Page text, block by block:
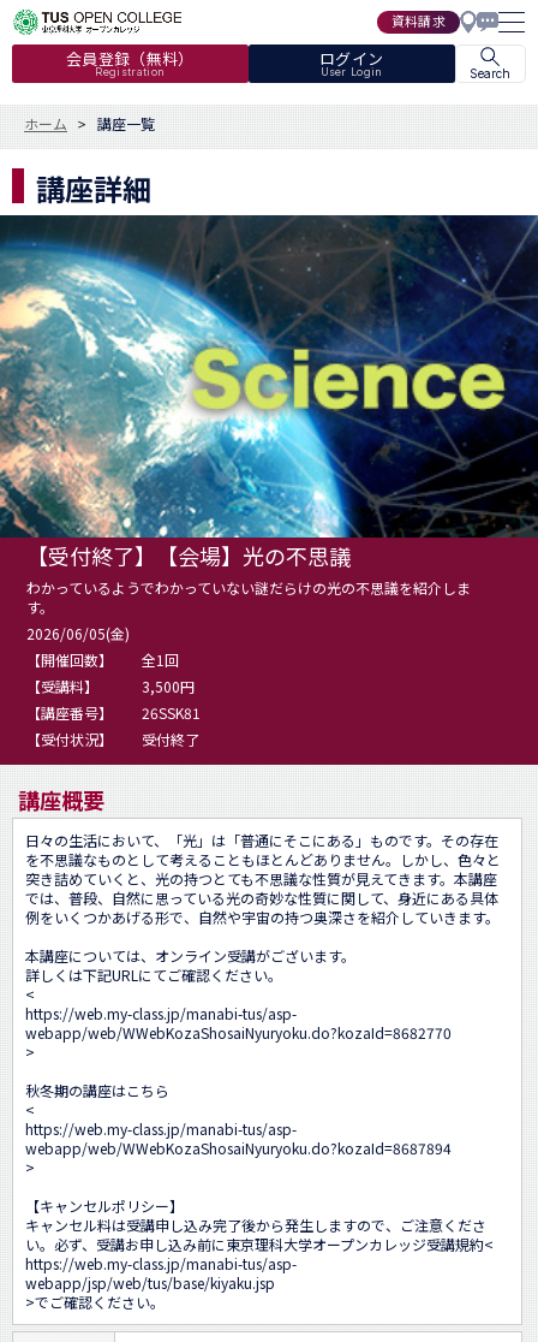
資料請求
会員登録（無料）
Registration
ログイン
User Login Search
ホーム 講座一覧
講座詳細
【受付終了】【会場】光の不思議
わかっているようでわかっていない謎だらけの光の不思議を紹介しま
す。
2026/06/05(金)
【開催回数】
全1回
【受講料】
3,500円
【講座番号】
26SSK81
【受付状況】
受付終了
講座概要
日々の生活において、「光」は「普通にそこにある」ものです。その存在
を不思議なものとして考えることもほとんどありません。しかし、色々と
突き詰めていくと、光の持つとても不思議な性質が見えてきます。本講座
では、普段、自然に思っている光の奇妙な性質に関して、身近にある具体
例をいくつかあげる形で、自然や宇宙の持つ奥深さを紹介していきます。
本講座については、オンライン受講がございます。
詳しくは下記URLにてご確認ください。
<
https://web.my-class.jp/manabi-tus/asp-
webapp/web/WWebKozaShosaiNyuryoku.do?kozaId=8682770
>
秋冬期の講座はこちら
<
https://web.my-class.jp/manabi-tus/asp-
webapp/web/WWebKozaShosaiNyuryoku.do?kozaId=8687894
>
【キャンセルポリシー】
キャンセル料は受講申し込み完了後から発生しますので、ご注意くださ
い。必ず、受講お申し込み前に東京理科大学オープンカレッジ受講規約<
https://web.my-class.jp/manabi-tus/asp-
webapp/jsp/web/tus/base/kiyaku.jsp
>でご確認ください。